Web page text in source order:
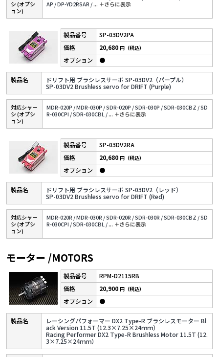
シ (オプシ
ョン)
AP /DP-YD2RSAR /... ＋さらに表⽰
SP-03DV2PA
ドリフト用 ブラシレスサーボ SP-03DV2（パープル）
SP-03DV2 Brushless servo for DRIFT (Purple)
20,680円（税込）
●
対応シャー
シ (オプシ
ョン)
MDR-020P /MDR-030P /SDR-020P /SDR-030P /SDR-030CBZ /SD
R-030CPI /SDR-030CBL /... ＋さらに表⽰
SP-03DV2RA
ドリフト用 ブラシレスサーボ SP-03DV2（レッド）
SP-03DV2 Brushless servo for DRIFT (Red)
20,680円（税込）
●
対応シャー
シ (オプシ
ョン)
MDR-020R /MDR-030R /SDR-020R /SDR-030R /SDR-030CBZ /SD
R-030CPI /SDR-030CBL /... ＋さらに表⽰
モーター /MOTORS
RPM-D2115RB
レーシングパフォーマー DX2 Type-R ブラシレスモーター Bl
ack Version 11.5T (12.3×7.25×24ｍｍ）
Racing Performer DX2 Type-R Brushless Motor 11.5T (12.
3×7.25×24ｍｍ）
20,900円（税込）
●